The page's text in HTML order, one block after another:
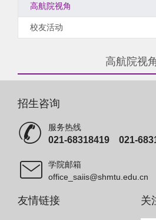
高航院视角
校友活动
高航院视角
招生咨询
服务热线
021-68318419 021-
学院邮箱
office_saiis@shmtu.edu.cn
友情链接 关